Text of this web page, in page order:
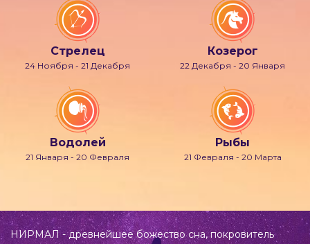
Стрелец
24 Ноября - 21 Декабря
Козерог
22 Декабря - 20 Января
Водолей
21 Января - 20 Февраля
Рыбы
21 Февраля - 20 Марта
НИРМАЛ - древнейшее божество сна, покровитель